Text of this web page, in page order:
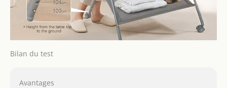
Bilan du test
Avantages